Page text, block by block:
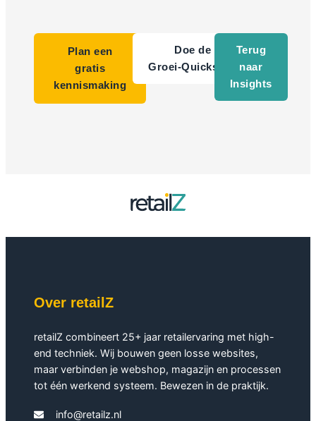
Plan een
gratis
kennismaking
Doe de
Groei‑Quickscan
Terug
naar
Insights
Over retailZ
retailZ combineert 25+ jaar retailervaring met high-
end techniek. Wij bouwen geen losse websites,
maar verbinden je webshop, magazijn en processen
tot één werkend systeem. Bewezen in de praktijk.
info@retailz.nl